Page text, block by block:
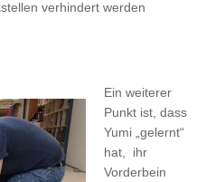
verhindert werden
Ein weiterer
Punkt ist, dass
Yumi „gelernt“
hat, ihr
Vorderbein